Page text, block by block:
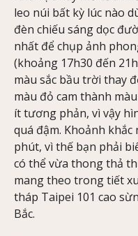
leo núi bất kỳ lúc nào
đèn chiếu sáng dọc
nhất để chụp ảnh
(khoảng 17h30 đến
màu sắc bầu trời thay
màu đỏ cam thành
ít tương phản, vì vậy
quá đậm. Khoảnh
phút, vì thế bạn phải
có thể vừa thong thả
mang theo trong tiết
tháp Taipei 101 cao
Bắc.